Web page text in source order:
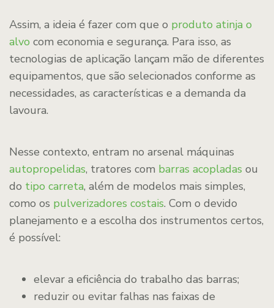
Assim, a ideia é fazer com que o produto atinja o
alvo com economia e segurança. Para isso, as
tecnologias de aplicação lançam mão de diferentes
equipamentos, que são selecionados conforme as
necessidades, as características e a demanda da
lavoura.
Nesse contexto, entram no arsenal máquinas
autopropelidas, tratores com barras acopladas ou
do tipo carreta, além de modelos mais simples,
como os pulverizadores costais. Com o devido
planejamento e a escolha dos instrumentos certos,
é possível:
elevar a eficiência do trabalho das barras;
reduzir ou evitar falhas nas faixas de